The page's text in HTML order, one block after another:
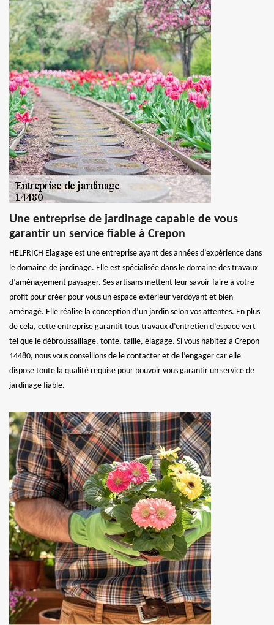
Une entreprise de jardinage capable de vous
garantir un service fiable à Crepon
HELFRICH Elagage est une entreprise ayant des années d’expérience dans
le domaine de jardinage. Elle est spécialisée dans le domaine des travaux
d’aménagement paysager. Ses artisans mettent leur savoir-faire à votre
profit pour créer pour vous un espace extérieur verdoyant et bien
aménagé. Elle réalise la conception d’un jardin selon vos attentes. En plus
de cela, cette entreprise garantit tous travaux d’entretien d’espace vert
tel que le débroussaillage, tonte, taille, élagage. Si vous habitez à Crepon
14480, nous vous conseillons de le contacter et de l’engager car elle
dispose toute la qualité requise pour pouvoir vous garantir un service de
jardinage fiable.